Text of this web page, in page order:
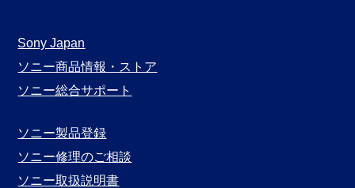
月
別
表
Sony Japan
ソニー商品情報・ストア
ソニー総合サポート
ソニー製品登録
ソニー修理のご相談
ソニー取扱説明書